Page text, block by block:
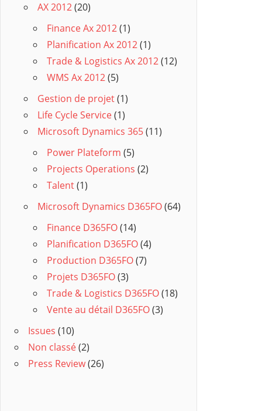
AX 2012(20)
Finance Ax 2012(1)
Planification Ax 2012(1)
Trade & Logistics Ax 2012(12)
WMS Ax 2012(5)
Gestion de projet(1)
Life Cycle Service(1)
Microsoft Dynamics 365(11)
Power Plateform (5)
Projects Operations (2)
Talent(1)
Microsoft Dynamics D365FO(64)
Finance D365FO(14)
Planification D365FO(4)
Production D365FO(7)
Projets D365FO(3)
Trade & Logistics D365FO(18)
Vente au détail D365FO(3)
Issues (10)
Non classé(2)
Press Review(26)